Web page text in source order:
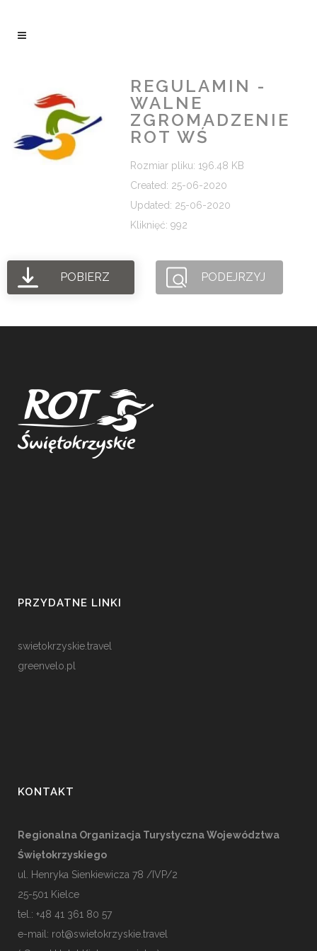
REGULAMIN -
WALNE
ZGROMADZENIE
ROT WŚ
Rozmiar pliku: 196.48 KB
Created: 25-06-2020
Updated: 25-06-2020
Kliknięć: 992
POBIERZ PODEJRZYJ
PRZYDATNE LINKI
swietokrzyskie.travel
greenvelo.pl
KONTAKT
Regionalna Organizacja Turystyczna Województwa
Świętokrzyskiego
ul. Henryka Sienkiewicza 78 /IVP/2
25-501 Kielce
tel.: +48 41 361 80 57
e-mail: rot@swietokrzyskie.travel